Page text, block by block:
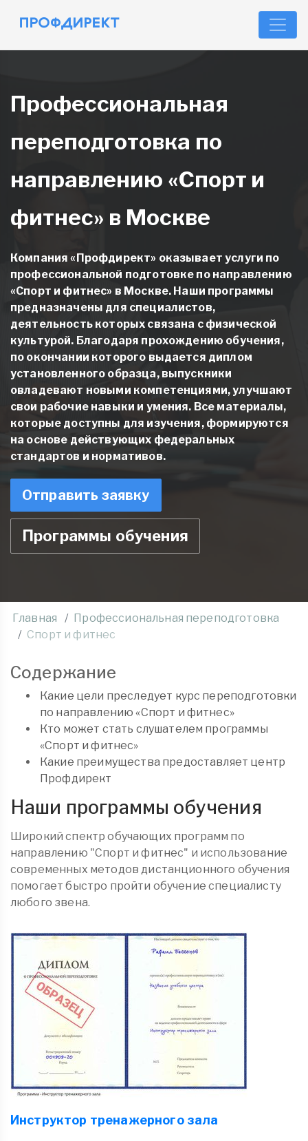
Профессиональная
переподготовка по
направлению «Спорт и
фитнес» в Москве
Компания «Профдирект» оказывает услуги по
профессиональной подготовке по направлению
«Спорт и фитнес» в Москве. Наши программы
предназначены для специалистов,
деятельность которых связана с физической
культурой. Благодаря прохождению обучения,
по окончании которого выдается диплом
установленного образца, выпускники
овладевают новыми компетенциями, улучшают
свои рабочие навыки и умения. Все материалы,
которые доступны для изучения, формируются
на основе действующих федеральных
стандартов и нормативов.
Отправить заявку
Программы обучения
Главная
Профессиональная переподготовка
Спорт и фитнес
Содержание
Какие цели преследует курс переподготовки
по направлению «Спорт и фитнес»
Кто может стать слушателем программы
«Спорт и фитнес»
Какие преимущества предоставляет центр
Профдирект
Наши программы обучения
Широкий спектр обучающих программ по
направлению "Спорт и фитнес" и использование
современных методов дистанционного обучения
помогает быстро пройти обучение специалисту
любого звена.
Инструктор тренажерного зала